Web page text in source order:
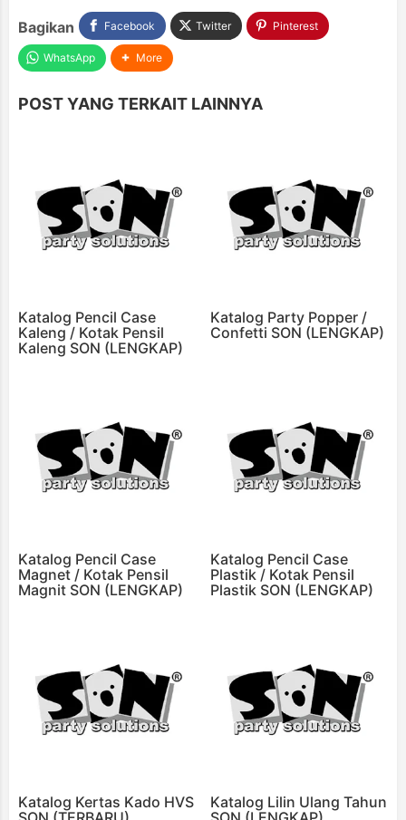
Bagikan Facebook Twitter Pinterest
WhatsApp More
POST YANG TERKAIT LAINNYA
Katalog Pencil Case
Kaleng / Kotak Pensil
Kaleng SON (LENGKAP)
Katalog Party Popper /
Confetti SON (LENGKAP)
Katalog Pencil Case
Magnet / Kotak Pensil
Magnit SON (LENGKAP)
Katalog Pencil Case
Plastik / Kotak Pensil
Plastik SON (LENGKAP)
Katalog Kertas Kado HVS
Katalog Lilin Ulang Tahun